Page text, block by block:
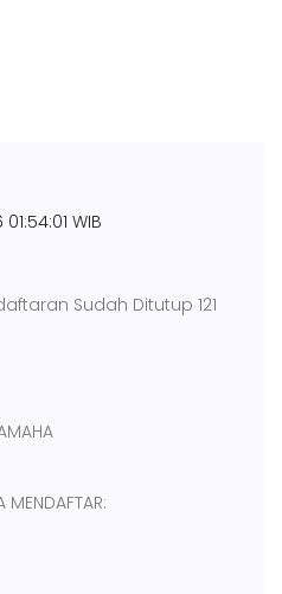
WIB
Sudah Ditutup 121
MENDAFTAR: